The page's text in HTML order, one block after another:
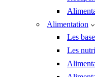
Alimentation
Les
Les